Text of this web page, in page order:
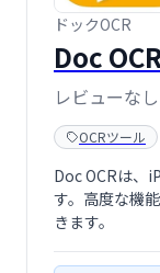
ドックOCR
Doc
レビューなし
OCRツール
Doc OCRは、
す。高度な機
きます。